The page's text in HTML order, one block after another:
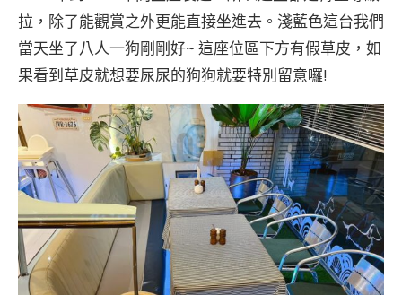
拉，除了能觀賞之外更能直接坐進去。淺藍色這台我們
當天坐了八人一狗剛剛好~ 這座位區下方有假草皮，如
果看到草皮就想要尿尿的狗狗就要特別留意囉!